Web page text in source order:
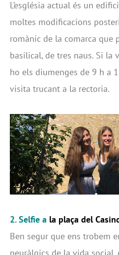
L’església actual és un
moltes modificacions
romànic de la comarca que
basilical, de tres naus. Si la
ho els diumenges de 9 h a
visita trucant a la rectoria.
2. Selfie a la plaça del
Ben segur que ens trobem
neuràlgics de la vida